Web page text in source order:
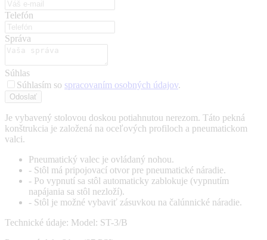
Telefón
Správa
Súhlas
Súhlasím so spracovaním osobných údajov.
Odoslať
Je vybavený stolovou doskou potiahnutou nerezom. Táto pekná
konštrukcia je založená na oceľových profiloch a pneumatickom
valci.
Pneumatický valec je ovládaný nohou.
- Stôl má pripojovací otvor pre pneumatické náradie.
- Po vypnutí sa stôl automaticky zablokuje (vypnutím
napájania sa stôl nezloží).
- Stôl je možné vybaviť zásuvkou na čalúnnické náradie.
Technické údaje: Model: ST-3/B